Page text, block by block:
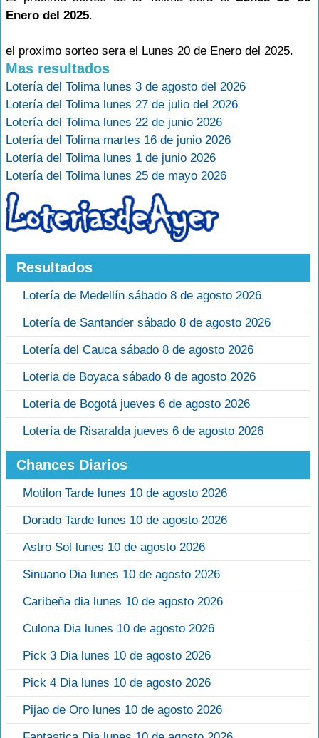
Enero del 2025.
el proximo sorteo sera el Lunes 20 de Enero del 2025.
Mas resultados
Lotería del Tolima lunes 3 de agosto del 2026
Lotería del Tolima lunes 27 de julio del 2026
Lotería del Tolima lunes 22 de junio 2026
Lotería del Tolima martes 16 de junio 2026
Lotería del Tolima lunes 1 de junio 2026
Lotería del Tolima lunes 25 de mayo 2026
Resultados
Lotería de Medellín sábado 8 de agosto 2026
Lotería de Santander sábado 8 de agosto 2026
Lotería del Cauca sábado 8 de agosto 2026
Loteria de Boyaca sábado 8 de agosto 2026
Lotería de Bogotá jueves 6 de agosto 2026
Lotería de Risaralda jueves 6 de agosto 2026
Chances Diarios
Motilon Tarde lunes 10 de agosto 2026
Dorado Tarde lunes 10 de agosto 2026
Astro Sol lunes 10 de agosto 2026
Sinuano Dia lunes 10 de agosto 2026
Caribeña dia lunes 10 de agosto 2026
Culona Dia lunes 10 de agosto 2026
Pick 3 Dia lunes 10 de agosto 2026
Pick 4 Dia lunes 10 de agosto 2026
Pijao de Oro lunes 10 de agosto 2026